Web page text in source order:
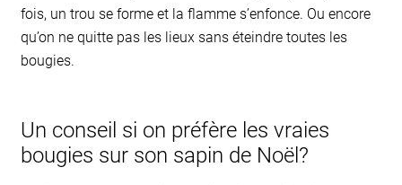
fois, un trou se forme et la flamme s’enfonce. Ou encore
qu’on ne quitte pas les lieux sans éteindre toutes les
bougies.
Un conseil si on préfère les vraies
bougies sur son sapin de Noël?